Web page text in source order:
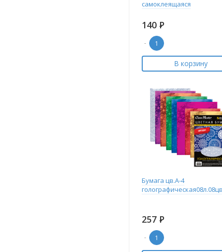
самоклеящаяся
140 Р
-
В корзину
Бумага цв.А-4
257 Р
-